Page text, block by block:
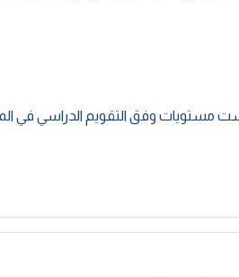
وفق التقويم الدراسي في